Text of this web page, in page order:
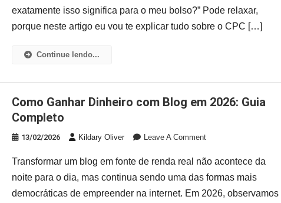
exatamente isso significa para o meu bolso?” Pode relaxar,
porque neste artigo eu vou te explicar tudo sobre o CPC […]
Continue lendo...
Como Ganhar Dinheiro com Blog em 2026: Guia
Completo
13/02/2026 Kildary Oliver Leave A CommentOn
Ganhar
Dinheiro
Com
Transformar um blog em fonte de renda real não acontece da
noite para o dia, mas continua sendo uma das formas mais
democráticas de empreender na internet. Em 2026, observamos